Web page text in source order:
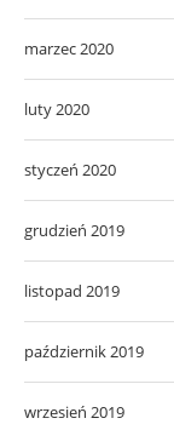
marzec 2020
luty 2020
styczeń 2020
grudzień 2019
listopad 2019
październik 2019
wrzesień 2019